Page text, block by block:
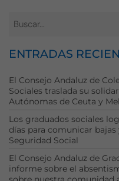
ENTRADAS
El Consejo Andaluz de
Sociales traslada su
Autónomas de Ceuta y
Los graduados sociales
días para comunicar
Seguridad Social
El Consejo Andaluz de
informe sobre el